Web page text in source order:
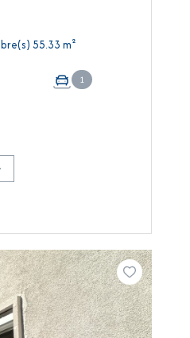
Appartement 2 pièce(s) 1 chambre(s) 55.33 m²
1